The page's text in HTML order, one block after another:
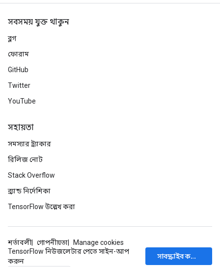
সবসময় যুক্ত থাকুন
ব্লগ
ফোরাম
GitHub
Twitter
YouTube
সহায়তা
সমস্যার ট্র্যাকার
রিলিজ নোট
Stack Overflow
ব্র্যান্ড নির্দেশিকা
TensorFlow উল্লেখ করা
শর্তাবলী গোপনীয়তা
Manage cookies
TensorFlow নিউজলেটার পেতে সাইন-আপ
করুন
সাবস্ক্রাইব করুন